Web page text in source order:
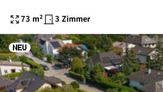
73 m² 3 Zimmer